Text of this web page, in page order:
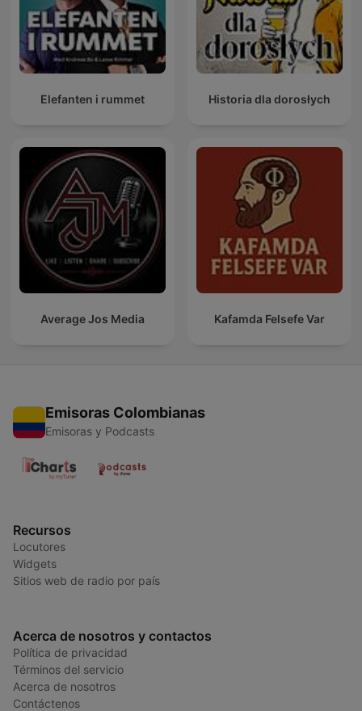
Elefanten i rummet Historia dla dorosłych
Average Jos Media Kafamda Felsefe Var
Emisoras Colombianas
Emisoras y Podcasts
Recursos
Locutores
Widgets
Sitios web de radio por país
Acerca de nosotros y contactos
Política de privacidad
Términos del servicio
Acerca de nosotros
Contáctenos